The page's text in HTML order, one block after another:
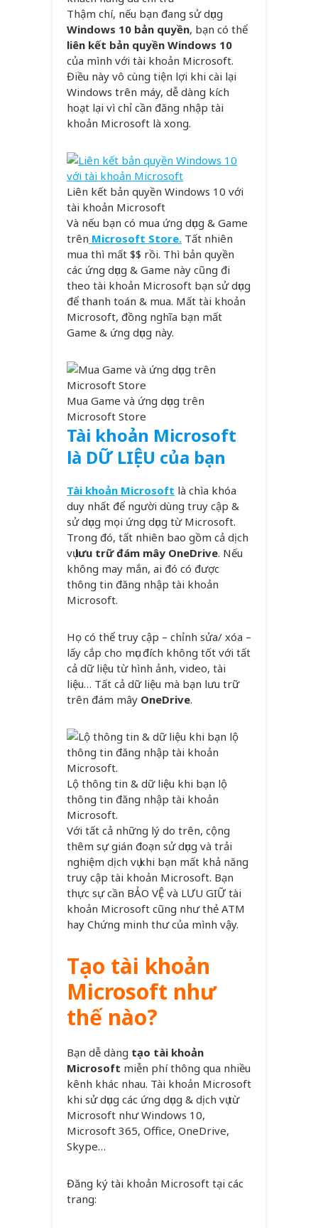
Thậm chí, nếu bạn đang sử dụng
Windows 10 bản quyền, bạn có thể
liên kết bản quyền Windows 10
của mình với tài khoản Microsoft.
Điều này vô cùng tiện lợi khi cài lại
Windows trên máy, dễ dàng kích
hoạt lại vì chỉ cần đăng nhập tài
khoản Microsoft là xong.
Liên kết bản quyền Windows 10 với
tài khoản Microsoft
Và nếu bạn có mua ứng dụng & Game
trên Microsoft Store. Tất nhiên
mua thì mất $$ rồi. Thì bản quyền
các ứng dụng & Game này cũng đi
theo tài khoản Microsoft bạn sử dụng
để thanh toán & mua. Mất tài khoản
Microsoft, đồng nghĩa bạn mất
Game & ứng dụng này.
Mua Game và ứng dụng trên
Microsoft Store
Tài khoản Microsoft
là DỮ LIỆU của bạn
Tài khoản Microsoft là chìa khóa
duy nhất để người dùng truy cập &
sử dụng mọi ứng dụng từ Microsoft.
Trong đó, tất nhiên bao gồm cả dịch
vụlưu trữ đám mây OneDrive. Nếu
không may mắn, ai đó có được
thông tin đăng nhập tài khoản
Microsoft.
Họ có thể truy cập – chỉnh sửa/ xóa –
lấy cắp cho mục đích không tốt với tất
cả dữ liệu từ hình ảnh, video, tài
liệu… Tất cả dữ liệu mà bạn lưu trữ
trên đám mây OneDrive.
Lộ thông tin & dữ liệu khi bạn lộ
thông tin đăng nhập tài khoản
Microsoft.
Với tất cả những lý do trên, cộng
thêm sự gián đoạn sử dụng và trải
nghiệm dịch vụ khi bạn mất khả năng
truy cập tài khoản Microsoft. Bạn
thực sự cần BẢO VỆ và LƯU GIỮ tài
khoản Microsoft cũng như thẻ ATM
hay Chứng minh thư của mình vậy.
Tạo tài khoản
Microsoft như
thế nào?
Bạn dễ dàng tạo tài khoản
Microsoft miễn phí thông qua nhiều
kênh khác nhau. Tài khoản Microsoft
khi sử dụng các ứng dụng & dịch vụ từ
Microsoft như Windows 10,
Microsoft 365, Office, OneDrive,
Skype…
Đăng ký tài khoản Microsoft tại các
trang: